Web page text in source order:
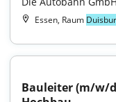
Essen, Raum
Bauleiter (m/w/